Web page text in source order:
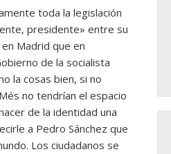
toda la legislación
presidente» entre su
Madrid que en
de la socialista
la cosas bien, si no
no tendrían el espacio
de la identidad una
a Pedro Sánchez que
Los ciudadanos se